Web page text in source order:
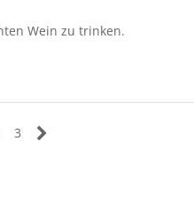
Wein zu trinken.
3